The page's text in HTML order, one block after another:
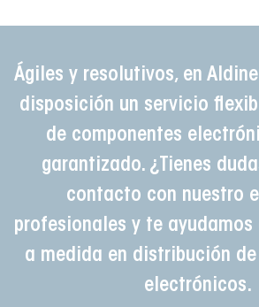
Ágiles y resolutivos, en
disposición un servicio
de componentes
garantizado. ¿Tienes
contacto con nuestro
profesionales y te ayudamos
a medida en distribución
electrónicos.